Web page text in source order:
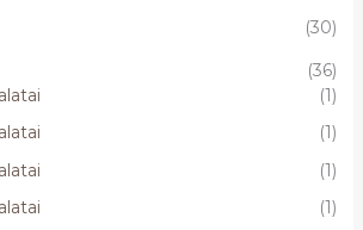
(30)
(36)
(1)
(1)
(1)
(1)